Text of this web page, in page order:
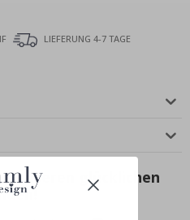
LIEFERUNG 4-7 TAGE
unseren glücklichen